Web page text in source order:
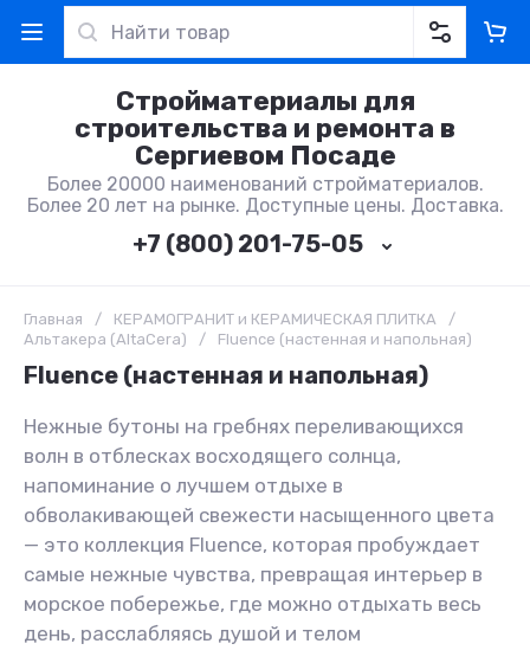
Стройматериалы для
строительства и ремонта в
Сергиевом Посаде
Более 20000 наименований стройматериалов.
Более 20 лет на рынке. Доступные цены. Доставка.
+7 (800) 201-75-05
Главная / КЕРАМОГРАНИТ и КЕРАМИЧЕСКАЯ ПЛИТКА
/
Альтакера (AltaCera)
/ Fluence (настенная и напольная)
Fluence (настенная и напольная)
Нежные бутоны на гребнях переливающихся
волн в отблесках восходящего солнца,
напоминание о лучшем отдыхе в
обволакивающей свежести насыщенного цвета
— это коллекция Fluence, которая пробуждает
самые нежные чувства, превращая интерьер в
морское побережье, где можно отдыхать весь
день, расслабляясь душой и телом